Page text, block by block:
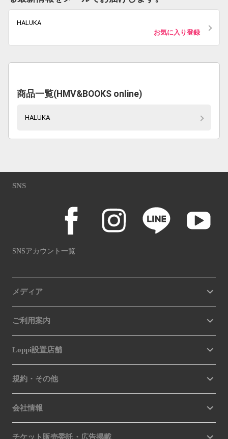
HALUKA
お気に入り登録
商品一覧(HMV&BOOKS online)
HALUKA
SNS
SNSアカウント一覧
メディア
ご利用案内
Loppi設置店舗
規約・その他
会社情報
チケット販売委託・広告掲載